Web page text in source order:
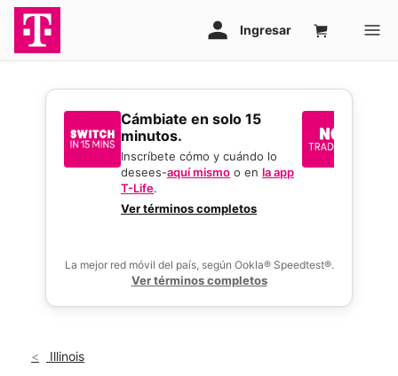
​​​​​​​Cámbiate en solo 15
minutos.
Inscríbete cómo y cuándo lo
desees-aquí mismo o en la app
T-Life.
Ver términos completos
La mejor red móvil del país, según Ookla® Speedtest®.
Ver términos completos
Illinois